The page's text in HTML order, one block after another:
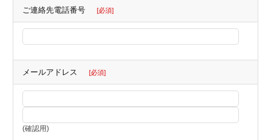
ご連絡先電話番号 [必須]
メールアドレス [必須]
(確認用)